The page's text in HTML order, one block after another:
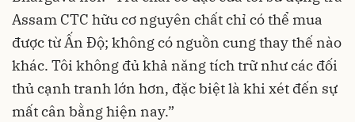
Assam CTC hữu cơ nguyên chất chỉ có thể mua
được từ Ấn Độ; không có nguồn cung thay thế nào
khác. Tôi không đủ khả năng tích trữ như các đối
thủ cạnh tranh lớn hơn, đặc biệt là khi xét đến sự
mất cân bằng hiện nay.”